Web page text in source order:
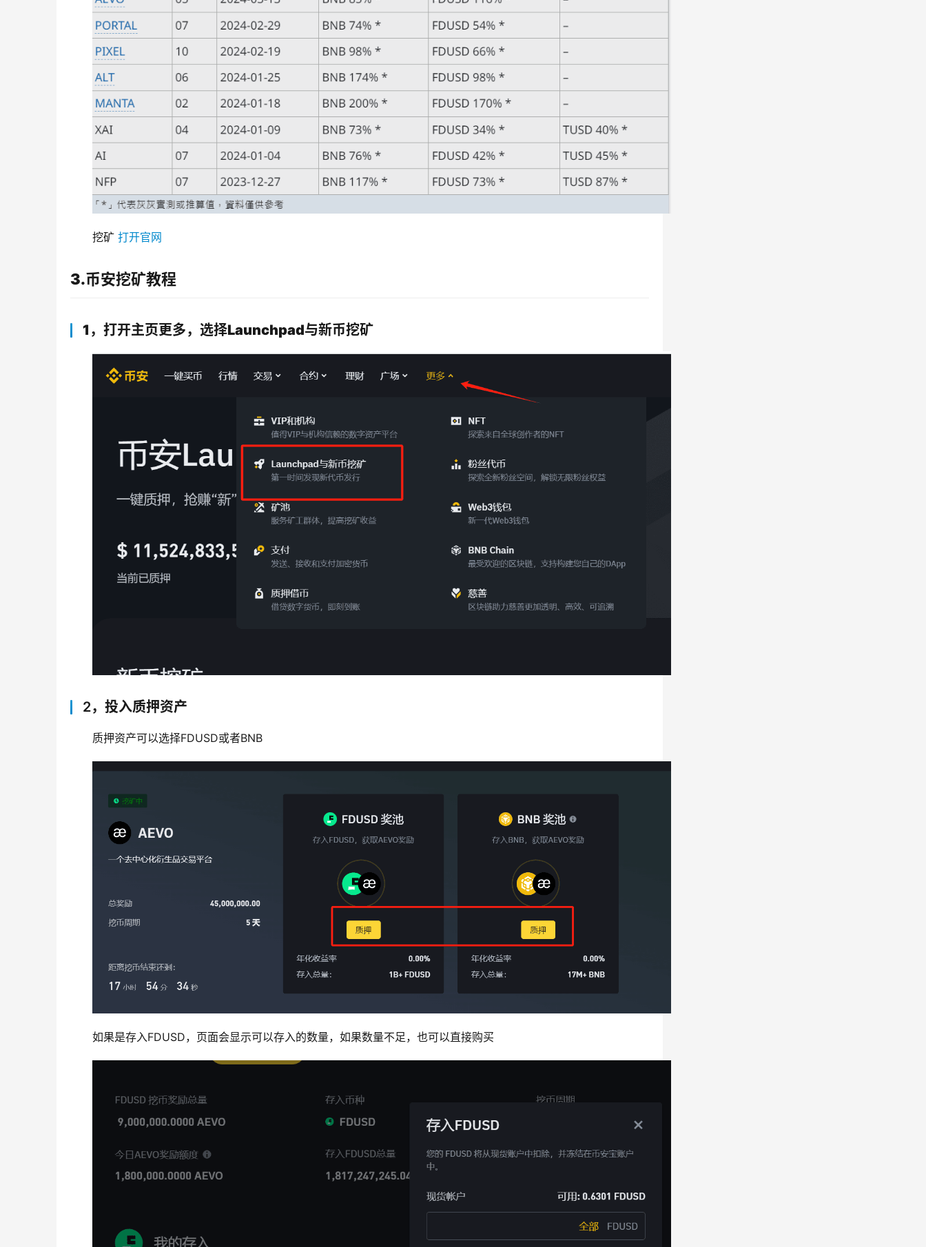
挖矿 打开官网
3.币安挖矿教程
1，打开主页更多，选择Launchpad与新币挖矿
2，投入质押资产
质押资产可以选择FDUSD或者BNB
如果是存入FDUSD，页面会显示可以存入的数量，如果数量不足，也可以直接购买